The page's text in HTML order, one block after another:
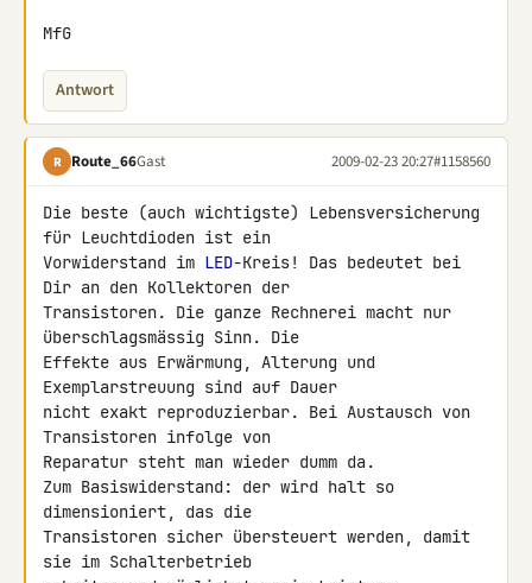
MfG
Antwort
R Route_66Gast 2009-02-23 20:27#1158560
Die beste (auch wichtigste) Lebensversicherung
für Leuchtdioden ist ein
Vorwiderstand im LED-Kreis! Das bedeutet bei
Dir an den Kollektoren der
Transistoren. Die ganze Rechnerei macht nur
überschlagsmässig Sinn. Die
Effekte aus Erwärmung, Alterung und
Exemplarstreuung sind auf Dauer
nicht exakt reproduzierbar. Bei Austausch von
Transistoren infolge von
Reparatur steht man wieder dumm da.
Zum Basiswiderstand: der wird halt so
dimensioniert, das die
Transistoren sicher übersteuert werden, damit
sie im Schalterbetrieb